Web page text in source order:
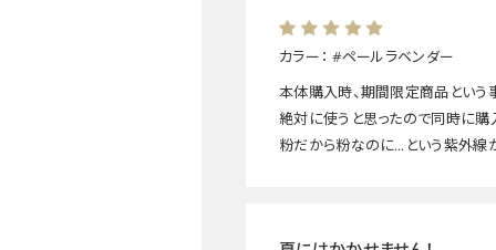
カラー： #ペールラベンダー
本体購入時、期間限定商品という
絶対に使うと思ったので同時に購
粉だから粉なのに…という紫外線